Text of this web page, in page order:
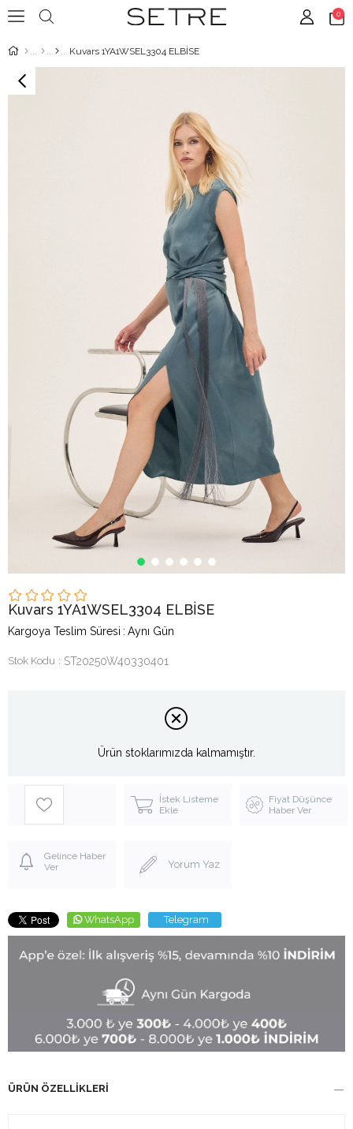
0
Kuvars 1YA1WSEL3304 ELBİSE
Kuvars 1YA1WSEL3304 ELBİSE
Kargoya Teslim Süresi : Aynı Gün
Stok Kodu ST20250W40330401
Ürün stoklarımızda kalmamıştır.
İstek Listeme
Ekle
Fiyat Düşünce
Haber Ver
Gelince Haber
Ver
Yorum Yaz
WhatsApp Telegram
ÜRÜN ÖZELLIKLERI